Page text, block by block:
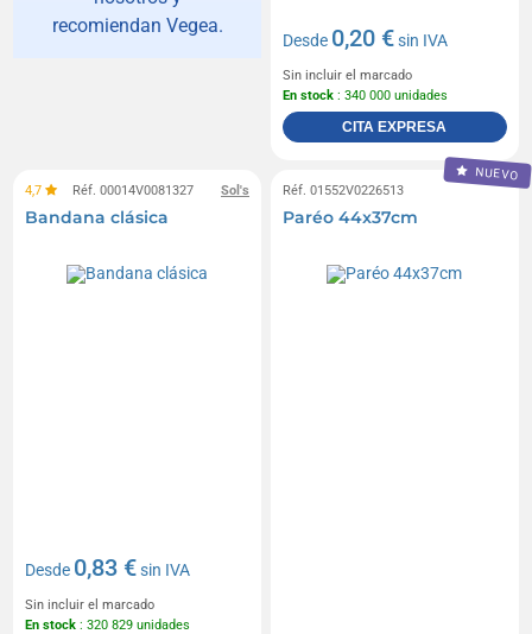
recomiendan Vegea.
Desde 0,20 €sin IVA
Sin incluir el marcado
En stock : 340 000 unidades
CITA EXPRESA
Sol's
4,7 Réf. 00014V0081327
Bandana clásica
Desde 0,83 €sin IVA
Sin incluir el marcado
En stock : 320 829 unidades
NUEVO
Réf. 01552V0226513
Paréo 44x37cm